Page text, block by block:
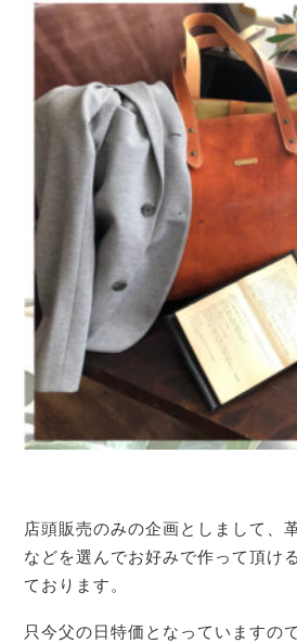
店頭販売のみの企画としまして、
などを選んでお好みで作って頂け
ております。
只今父の日特価となっていますの